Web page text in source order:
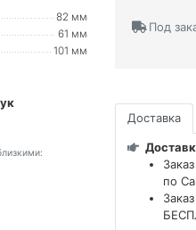
82 мм
61 мм
101 мм
Под
Доставка
по